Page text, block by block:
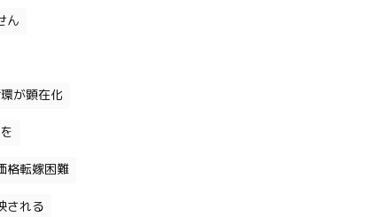
ん
が顕在化
格転嫁困難
される